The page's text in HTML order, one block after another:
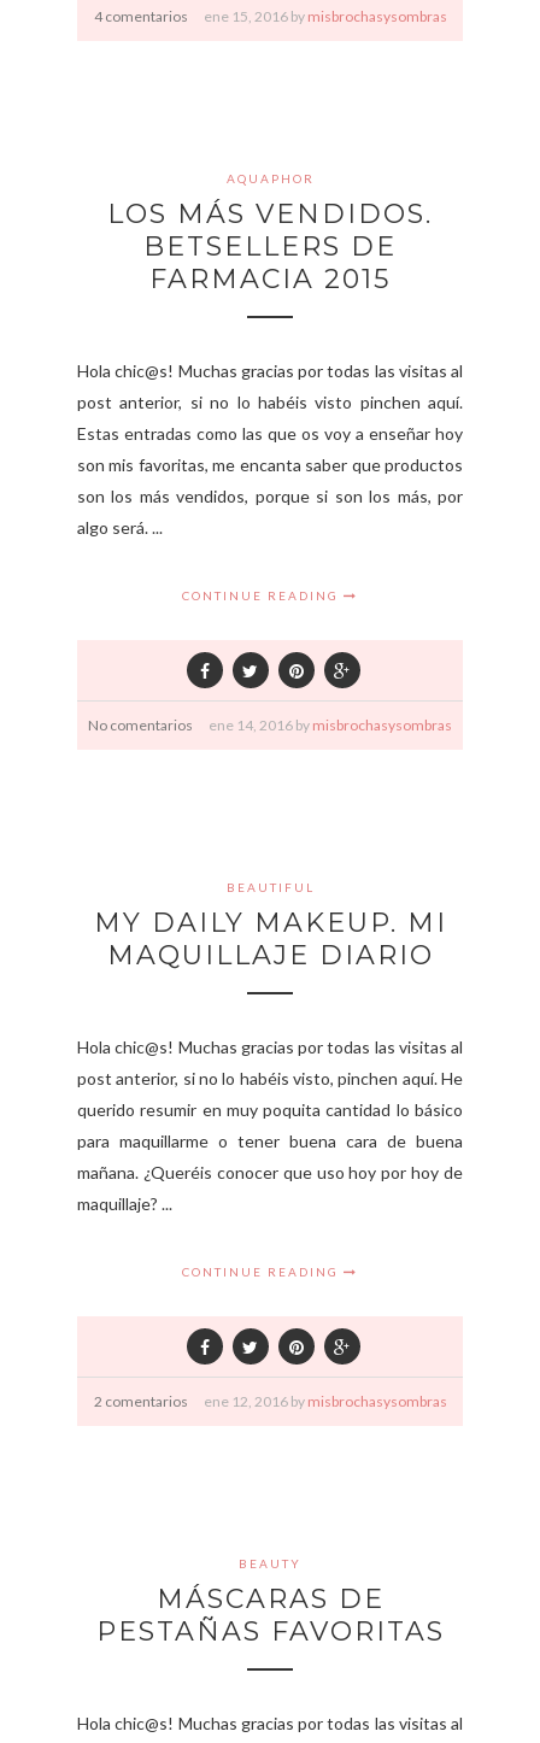
4 comentarios ene 15, 2016 by misbrochasysombras
AQUAPHOR
LOS MÁS VENDIDOS.
BETSELLERS DE
FARMACIA 2015
Hola chic@s! Muchas gracias por todas las visitas al
post anterior, si no lo habéis visto pinchen aquí.
Estas entradas como las que os voy a enseñar hoy
son mis favoritas, me encanta saber que productos
son los más vendidos, porque si son los más, por
algo será. ...
CONTINUE READING
No comentarios ene 14, 2016 by misbrochasysombras
BEAUTIFUL
MY DAILY MAKEUP. MI
MAQUILLAJE DIARIO
Hola chic@s! Muchas gracias por todas las visitas al
post anterior, si no lo habéis visto, pinchen aquí. He
querido resumir en muy poquita cantidad lo básico
para maquillarme o tener buena cara de buena
mañana. ¿Queréis conocer que uso hoy por hoy de
maquillaje? ...
CONTINUE READING
2 comentarios ene 12, 2016 by misbrochasysombras
BEAUTY
MÁSCARAS DE
PESTAÑAS FAVORITAS
Hola chic@s! Muchas gracias por todas las visitas al